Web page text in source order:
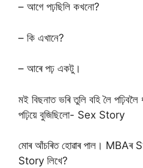
– আগে পঢ়ছিলি কখনো?
– কি এখানে?
– আৰে পঢ় একটু।
মই বিছনাত ভৰি তুলি বহি লৈ পঢ়িবলৈ
পঢ়িয়ে বুজিছিলো- Sex Story
মোৰ আঁচৰিত হোৱাৰ পাল। MBAৰ
Story লিখে?